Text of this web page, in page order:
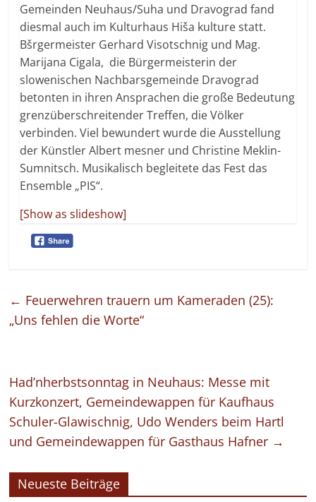
Gemeinden Neuhaus/Suha und Dravograd fand
diesmal auch im Kulturhaus Hiša kulture statt.
Bšrgermeister Gerhard Visotschnig und Mag.
Marijana Cigala, die Bürgermeisterin der
slowenischen Nachbarsgemeinde Dravograd
betonten in ihren Ansprachen die große Bedeutung
grenzüberschreitender Treffen, die Völker
verbinden. Viel bewundert wurde die Ausstellung
der Künstler Albert mesner und Christine Meklin-
Sumnitsch. Musikalisch begleitete das Fest das
Ensemble „PIS“.
[Show as slideshow]
← Feuerwehren trauern um Kameraden (25):
„Uns fehlen die Worte“
Had’nherbstsonntag in Neuhaus: Messe mit
Kurzkonzert, Gemeindewappen für Kaufhaus
Schuler-Glawischnig, Udo Wenders beim Hartl
und Gemeindewappen für Gasthaus Hafner →
Neueste Beiträge